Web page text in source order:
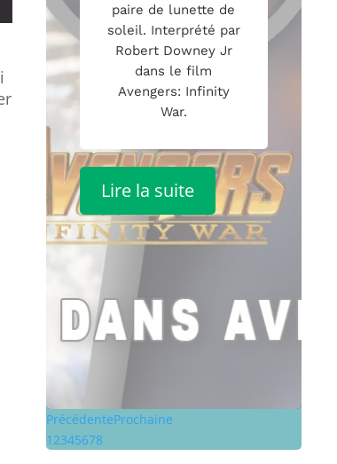
paire de lunette de
soleil. Interprété par
Robert Downey Jr
dans le film
Avengers: Infinity
War.
Lire la suite
PrécédenteProchaine
1 2345678